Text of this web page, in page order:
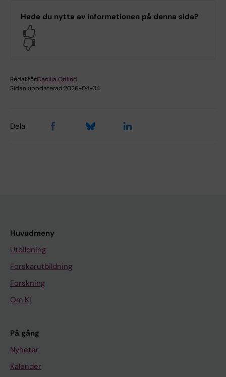
Hade du nytta av informationen på denna sida?
Redaktör:Cecilia Odlind
Sidan uppdaterad:2026-04-04
Dela
Huvudmeny
Utbildning
Forskarutbildning
Forskning
Om KI
På gång
Nyheter
Kalender